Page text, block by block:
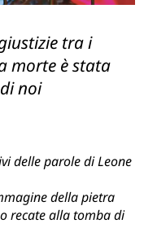
tra i
morte è stata
noi
delle parole di Leone
della pietra
recate alla tomba di